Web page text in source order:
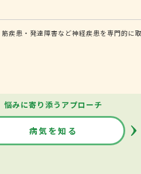
患・発達障害など神経疾患を専門的
悩みに寄り添うアプローチ
病気を知る